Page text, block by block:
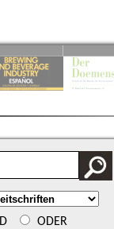
ODER